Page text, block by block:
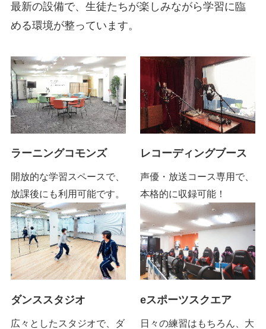
最新の設備で、生徒たちが楽しみながら学習に臨
める環境が整っています。
ラーニングコモンズ
開放的な学習スペースで、
放課後にも利用可能です。
レコーディングブース
声優・放送コース専用で、
本格的に収録可能！
ダンススタジオ
広々としたスタジオで、ダ
eスポーツスクエア
日々の練習はもちろん、大